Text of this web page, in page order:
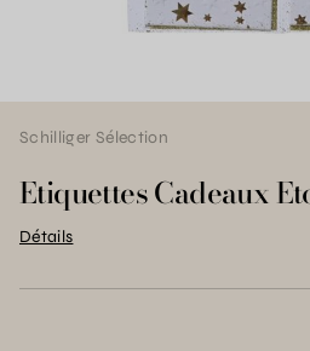
Schilliger Sélection
Etiquettes Cadeaux
Détails